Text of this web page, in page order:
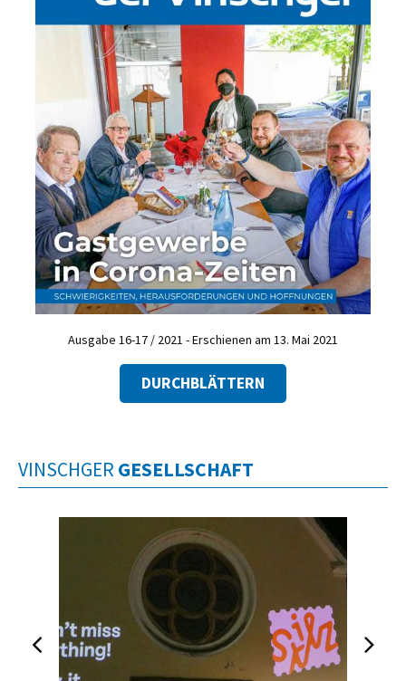
Ausgabe 16-17 / 2021 - Erschienen am 13. Mai 2021
DURCHBLÄTTERN
VINSCHGER GESELLSCHAFT